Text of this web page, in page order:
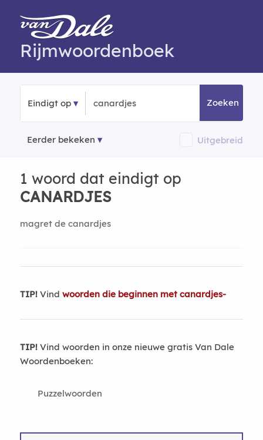
Rijmwoordenboek
Eindigt op Zoeken
Eerder bekeken Uitgebreid
1 woord dat eindigt op
CANARDJES
magret de canardjes
TIP!Vind woorden die beginnen met canardjes-
TIP!Vind woorden in onze nieuwe gratis Van Dale
Woordenboeken:
Puzzelwoorden